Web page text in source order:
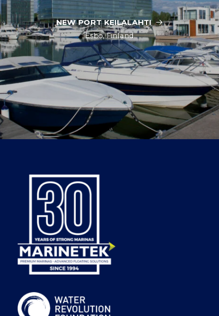
NEW PORT KEILALAHTI
Esbo, Finland